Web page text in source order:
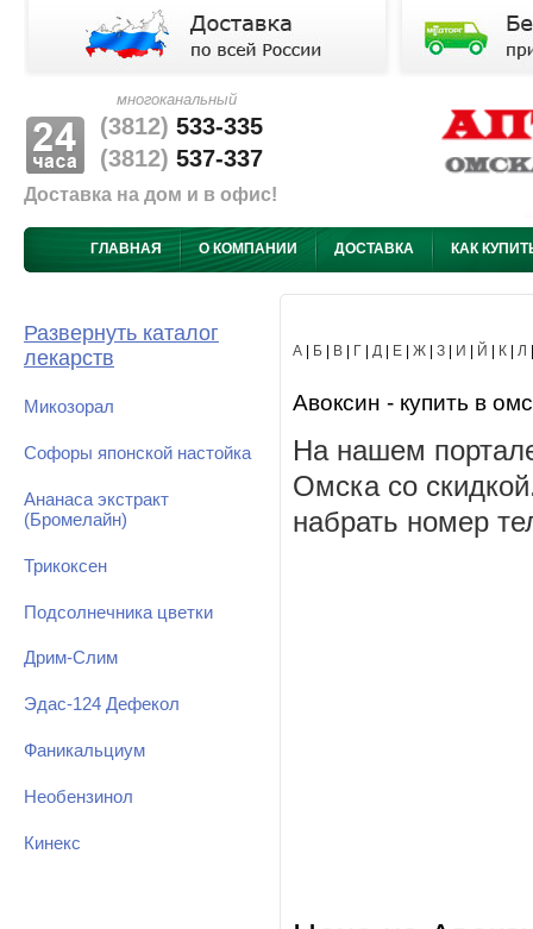
многоканальный
(3812) 533-335
(3812) 537-337
Доставка на дом и в офис!
ГЛАВНАЯ О КОМПАНИИ ДОСТАВКА КАК
Развернуть каталог
лекарств
Микозорал
Софоры японской настойка
Ананаса экстракт
(Бромелайн)
Трикоксен
Подсолнечника цветки
Дрим-Слим
Эдас-124 Дефекол
Фаникальциум
Необензинол
Кинекс
А Б В Г Д Е Ж З И Й К Л
Авоксин - купить в
На нашем
Омска со
набрать номер